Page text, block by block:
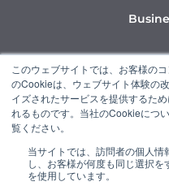
このウェブサイトでは、お客様の
のCookieは、ウェブサイト体験の
イズされたサービスを提供するた
れるものです。当社のCookieにつ
覧ください。
当サイトでは、訪問者の個人
し、お客様が何度も同じ選択
を使用しています。
Y
o
u
t
b
“NARUMI” is a